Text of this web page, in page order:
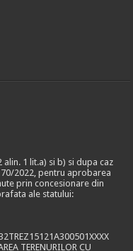
1 lit.a) si b) si dupa caz
2022, pentru aprobarea
prin concesionare din
ale statului:
TERENURILOR CU